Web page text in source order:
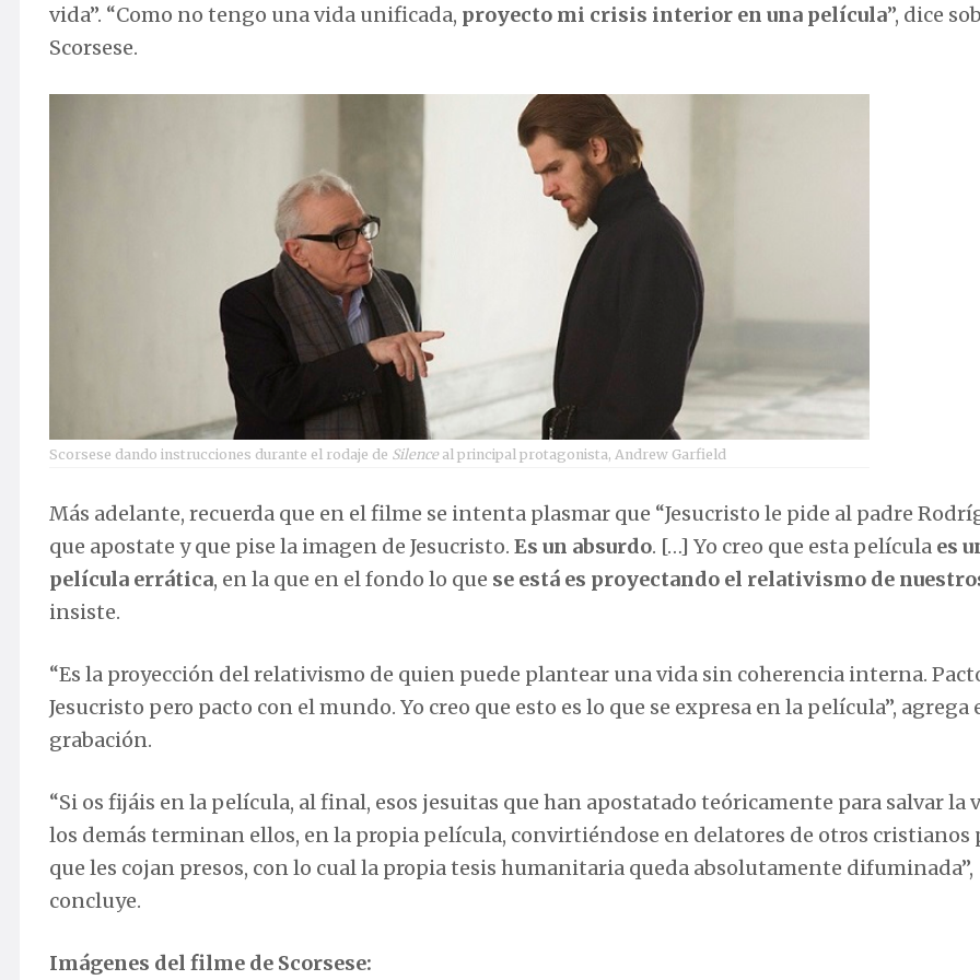
vida”. “Como no tengo una vida unificada, proyecto mi crisis interior en una película”, dice
Scorsese.
Scorsese dando instrucciones durante el rodaje de Silenceal principal protagonista, Andrew Garfield
Más adelante, recuerda que en el filme se intenta plasmar que “Jesucristo le pide al padre
que apostate y que pise la imagen de Jesucristo. Es un absurdo. […] Yo creo que esta película es
película errática, en la que en el fondo lo que se está es proyectando el relativismo de
insiste.
“Es la proyección del relativismo de quien puede plantear una vida sin coherencia interna.
Jesucristo pero pacto con el mundo. Yo creo que esto es lo que se expresa en la película”, agrega
grabación.
“Si os fijáis en la película, al final, esos jesuitas que han apostatado teóricamente para salvar la
los demás terminan ellos, en la propia película, convirtiéndose en delatores de otros cristianos
que les cojan presos, con lo cual la propia tesis humanitaria queda absolutamente difuminada”,
concluye.
Imágenes del filme de Scorsese: